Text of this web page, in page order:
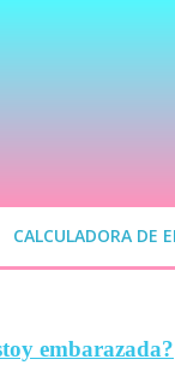
CALCULADORA DE
embarazada?